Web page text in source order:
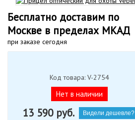
Бесплатно доставим по
Москве в пределах МКАД
при заказе сегодня
Код товара: V-2754
Нет в наличии
13 590 руб. Видели дешевле?